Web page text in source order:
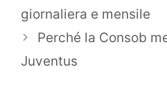
giornaliera e mensile
Perché la Consob
Juventus